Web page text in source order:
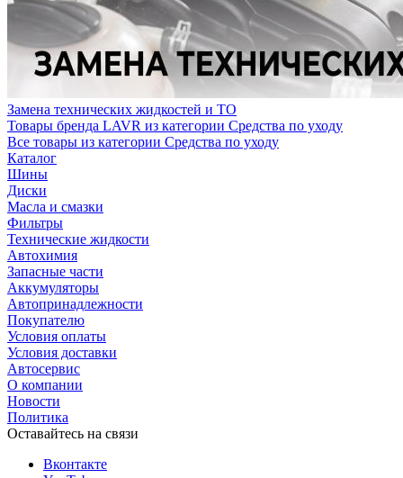
Замена технических жидкостей и ТО
Товары бренда LAVR из категории Средства по уходу
Все товары из категории Средства по уходу
Каталог
Шины
Диски
Масла и смазки
Фильтры
Технические жидкости
Автохимия
Запасные части
Аккумуляторы
Автопринадлежности
Покупателю
Условия оплаты
Условия доставки
Автосервис
О компании
Новости
Политика
Оставайтесь на связи
Вконтакте